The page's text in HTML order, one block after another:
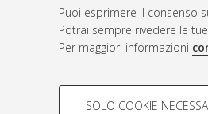
Puoi esprimere il consenso
Potrai sempre rivedere le
Per maggiori informazioni
COOKIE DI
SOLO COOKIE
Rss 2.0